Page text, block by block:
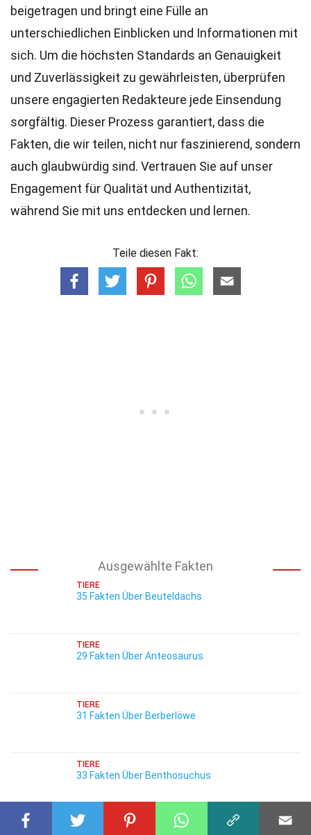
beigetragen und bringt eine Fülle an
unterschiedlichen Einblicken und Informationen mit
sich. Um die höchsten Standards an Genauigkeit
und Zuverlässigkeit zu gewährleisten, überprüfen
unsere engagierten Redakteure jede Einsendung
sorgfältig. Dieser Prozess garantiert, dass die
Fakten, die wir teilen, nicht nur faszinierend, sondern
auch glaubwürdig sind. Vertrauen Sie auf unser
Engagement für Qualität und Authentizität,
während Sie mit uns entdecken und lernen.
Teile diesen Fakt:
Ausgewählte Fakten
TIERE
35 Fakten Über Beuteldachs
TIERE
29 Fakten Über Anteosaurus
TIERE
31 Fakten Über Berberlöwe
TIERE
33 Fakten Über Benthosuchus
TIERE